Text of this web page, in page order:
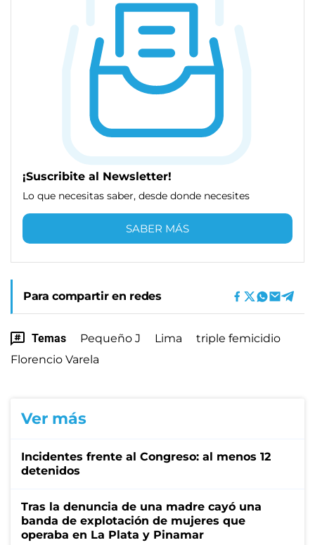
¡Suscribite al Newsletter!
Lo que necesitas saber, desde donde necesites
SABER MÁS
Para compartir en redes
Temas Pequeño J Lima
triple femicidio
Florencio Varela
Ver más
Incidentes frente al Congreso: al menos 12
detenidos
Tras la denuncia de una madre cayó una
banda de explotación de mujeres que
operaba en La Plata y Pinamar